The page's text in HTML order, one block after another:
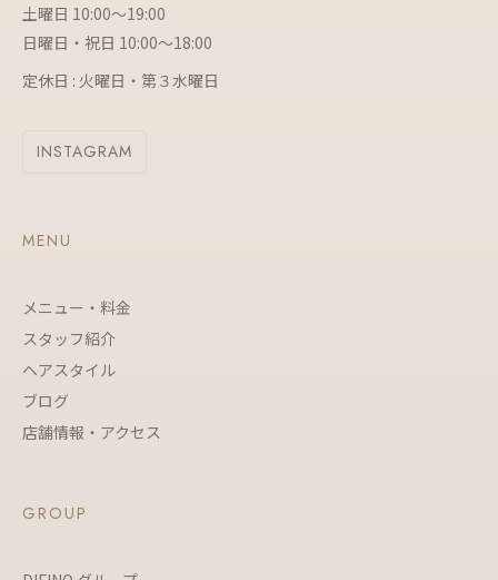
土曜日 10:00～19:00
日曜日・祝日 10:00～18:00
定休日 : 火曜日・第３水曜日
INSTAGRAM
MENU
メニュー・料金
スタッフ紹介
ヘアスタイル
ブログ
店舗情報・アクセス
GROUP